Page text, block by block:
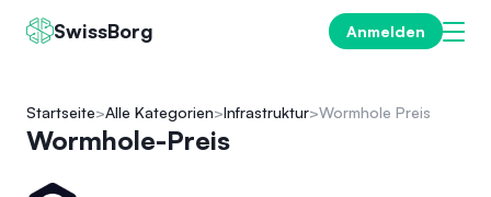
SwissBorg Anmelden
Startseite Alle Kategorien Infrastruktur Wormhole Preis
Wormhole-Preis